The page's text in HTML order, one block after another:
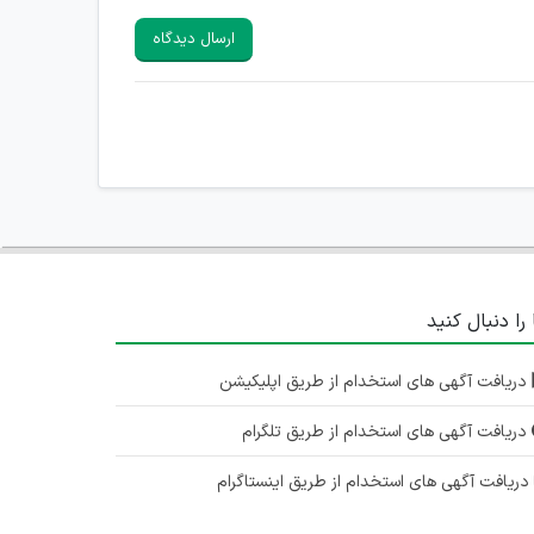
ارسال دیدگاه
را دنبال کنید
دریافت آگهی های استخدام از طریق اپلیکیشن
دریافت آگهی های استخدام از طریق تلگرام
دریافت آگهی های استخدام از طریق اینستاگرام